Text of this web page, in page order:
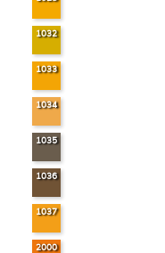
1032
1033
1034
1035
1036
1037
2000